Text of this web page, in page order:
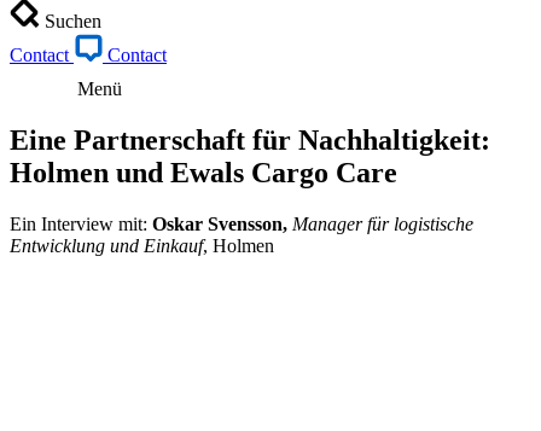
Suchen
Contact
Contact
Menü
Eine Partnerschaft für Nachhaltigkeit:
Holmen und Ewals Cargo Care
Ein Interview mit: Oskar Svensson, Manager für logistische
Entwicklung und Einkauf, Holmen